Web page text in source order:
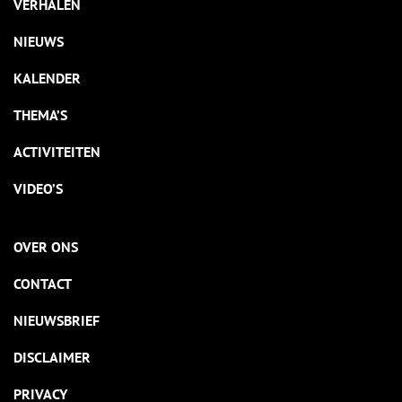
VERHALEN
NIEUWS
KALENDER
THEMA’S
ACTIVITEITEN
VIDEO’S
OVER ONS
CONTACT
NIEUWSBRIEF
DISCLAIMER
PRIVACY